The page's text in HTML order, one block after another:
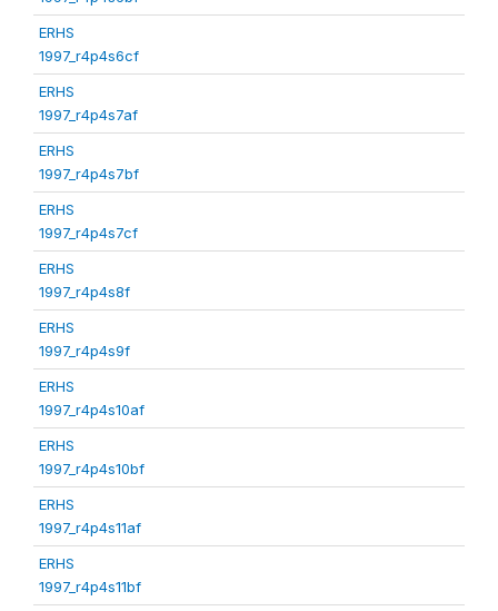
ERHS
1997_r4p4s6cf
ERHS
1997_r4p4s7af
ERHS
1997_r4p4s7bf
ERHS
1997_r4p4s7cf
ERHS
1997_r4p4s8f
ERHS
1997_r4p4s9f
ERHS
1997_r4p4s10af
ERHS
1997_r4p4s10bf
ERHS
1997_r4p4s11af
ERHS
1997_r4p4s11bf